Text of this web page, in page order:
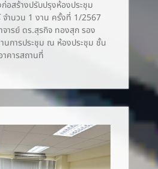
ก่อสร้างปรับปรุงห้องประชุม
จำนวน 1 งาน ครั้งที่ 1/2567
ารย์ ดร.สุรกิจ ทองสุก รอง
นการประชุม ณ ห้องประชุม ชั้น
คารสถานที่